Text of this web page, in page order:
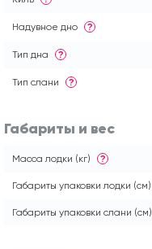
Надувное дно ?
Тип дна ?
Тип слани ?
Габариты и вес
Масса лодки (кг) ?
Габариты упаковки лодки (см)
Габариты упаковки слани (см)